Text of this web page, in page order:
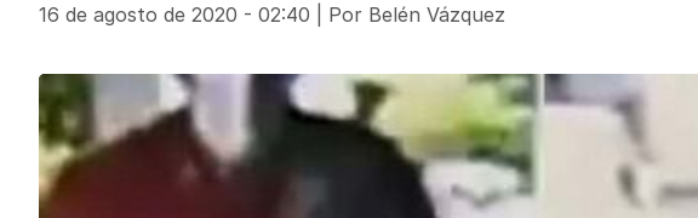
16 de agosto de 2020 - 02:40 | Por Belén Vázquez